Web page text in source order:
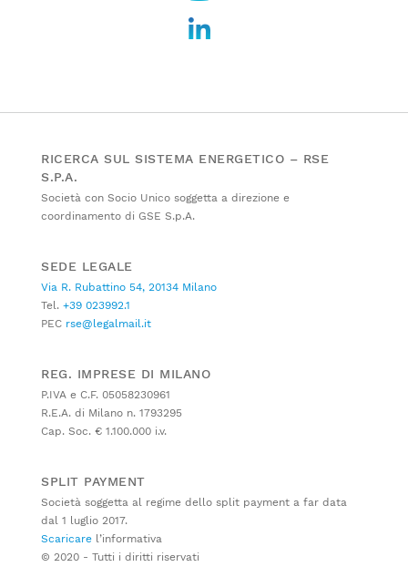
RICERCA SUL SISTEMA ENERGETICO – RSE
S.P.A.
Società con Socio Unico soggetta a direzione e
coordinamento di GSE S.p.A.
SEDE LEGALE
Via R. Rubattino 54, 20134 Milano
Tel. +39 023992.1
PEC rse@legalmail.it
REG. IMPRESE DI MILANO
P.IVA e C.F. 05058230961
R.E.A. di Milano n. 1793295
Cap. Soc. € 1.100.000 i.v.
SPLIT PAYMENT
Società soggetta al regime dello split payment a far data
dal 1 luglio 2017.
Scaricare l’informativa
© 2020 - Tutti i diritti riservati